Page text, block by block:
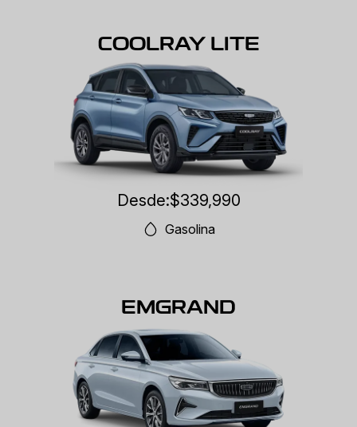
COOLRAY LITE
Desde:$339,990
Gasolina
EMGRAND